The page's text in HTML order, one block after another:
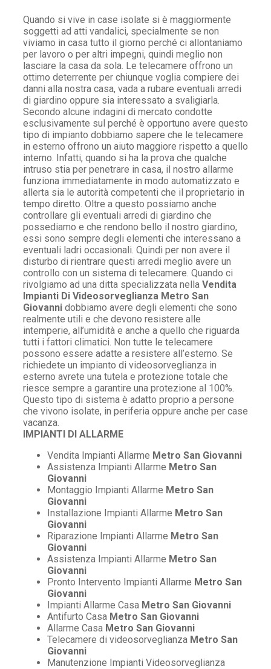
Quando si vive in case isolate si è maggiormente
soggetti ad atti vandalici, specialmente se non
viviamo in casa tutto il giorno perché ci allontaniamo
per lavoro o per altri impegni, quindi meglio non
lasciare la casa da sola. Le telecamere offrono un
ottimo deterrente per chiunque voglia compiere dei
danni alla nostra casa, vada a rubare eventuali arredi
di giardino oppure sia interessato a svaligiarla.
Secondo alcune indagini di mercato condotte
esclusivamente sul perché è opportuno avere questo
tipo di impianto dobbiamo sapere che le telecamere
in esterno offrono un aiuto maggiore rispetto a quello
interno. Infatti, quando si ha la prova che qualche
intruso stia per penetrare in casa, il nostro allarme
funziona immediatamente in modo automatizzato e
allerta sia le autorità competenti che il proprietario in
tempo diretto. Oltre a questo possiamo anche
controllare gli eventuali arredi di giardino che
possediamo e che rendono bello il nostro giardino,
essi sono sempre degli elementi che interessano a
eventuali ladri occasionali. Quindi per non avere il
disturbo di rientrare questi arredi meglio avere un
controllo con un sistema di telecamere. Quando ci
rivolgiamo ad una ditta specializzata nella Vendita
Impianti Di Videosorveglianza Metro San
Giovanni dobbiamo avere degli elementi che sono
realmente utili e che devono resistere alle
intemperie, all’umidità e anche a quello che riguarda
tutti i fattori climatici. Non tutte le telecamere
possono essere adatte a resistere all’esterno. Se
richiedete un impianto di videosorveglianza in
esterno avrete una tutela e protezione totale che
riesce sempre a garantire una protezione al 100%.
Questo tipo di sistema è adatto proprio a persone
che vivono isolate, in periferia oppure anche per case
vacanza.
IMPIANTI DI ALLARME
Vendita Impianti Allarme Metro San Giovanni
Assistenza Impianti Allarme Metro San
Giovanni
Montaggio Impianti Allarme Metro San
Giovanni
Installazione Impianti Allarme Metro San
Giovanni
Riparazione Impianti Allarme Metro San
Giovanni
Assistenza Impianti Allarme Metro San
Giovanni
Pronto Intervento Impianti Allarme Metro San
Giovanni
Impianti Allarme Casa Metro San Giovanni
Antifurto Casa Metro San Giovanni
Allarme Casa Metro San Giovanni
Telecamere di videosorveglianza Metro San
Giovanni
Manutenzione Impianti Videosorveglianza